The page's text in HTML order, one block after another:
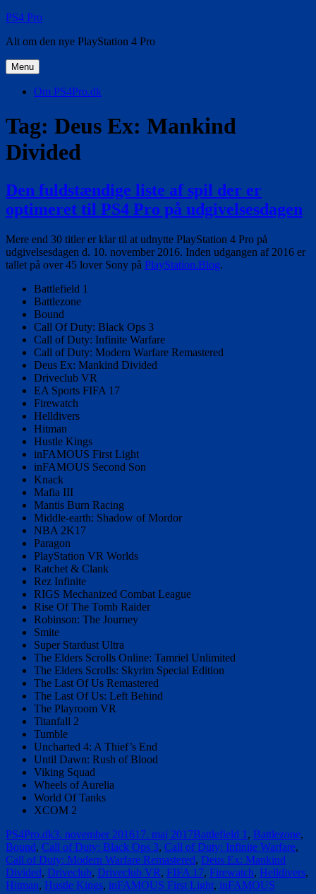
Videre
indhold
PS4 Pro
Alt om den nye PlayStation 4 Pro
Menu
Om PS4Pro.dk
Tag: Deus Ex: Mankind
Divided
Den fuldstændige liste af spil der er
optimeret til PS4 Pro på udgivelsesdagen
Mere end 30 titler er klar til at udnytte PlayStation 4 Pro på
udgivelsesdagen d. 10. november 2016. Inden udgangen af 2016 er
tallet på over 45 lover Sony på PlayStation.Blog.
Battlefield 1
Battlezone
Bound
Call Of Duty: Black Ops 3
Call of Duty: Infinite Warfare
Call of Duty: Modern Warfare Remastered
Deus Ex: Mankind Divided
Driveclub VR
EA Sports FIFA 17
Firewatch
Helldivers
Hitman
Hustle Kings
inFAMOUS First Light
inFAMOUS Second Son
Knack
Mafia III
Mantis Burn Racing
Middle-earth: Shadow of Mordor
NBA 2K17
Paragon
PlayStation VR Worlds
Ratchet & Clank
Rez Infinite
RIGS Mechanized Combat League
Rise Of The Tomb Raider
Robinson: The Journey
Smite
Super Stardust Ultra
The Elders Scrolls Online: Tamriel Unlimited
The Elders Scrolls: Skyrim Special Edition
The Last Of Us Remastered
The Last Of Us: Left Behind
The Playroom VR
Titanfall 2
Tumble
Uncharted 4: A Thief’s End
Until Dawn: Rush of Blood
Viking Squad
Wheels of Aurelia
World Of Tanks
XCOM 2
Forfatter
PS4Pro.dkUdgivet
3. november 201617. maj 2017Tags
Battlefield 1 , Battlezone,
Bound, Call of Duty: Black Ops 3, Call of Duty: Infinite Warfare,
Call of Duty: Modern Warfare Remastered, Deus Ex: Mankind
Divided, Driveclub, Driveclub VR, FIFA 17, Firewatch, Helldivers,
Hitman, Hustle Kings, inFAMOUS First Light, inFAMOUS